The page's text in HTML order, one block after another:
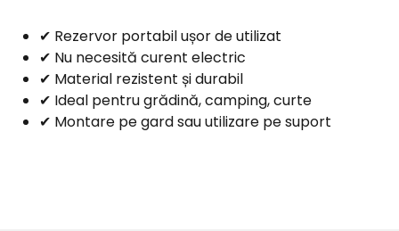
✔ Rezervor portabil ușor de utilizat
✔ Nu necesită curent electric
✔ Material rezistent și durabil
✔ Ideal pentru grădină, camping, curte
✔ Montare pe gard sau utilizare pe suport